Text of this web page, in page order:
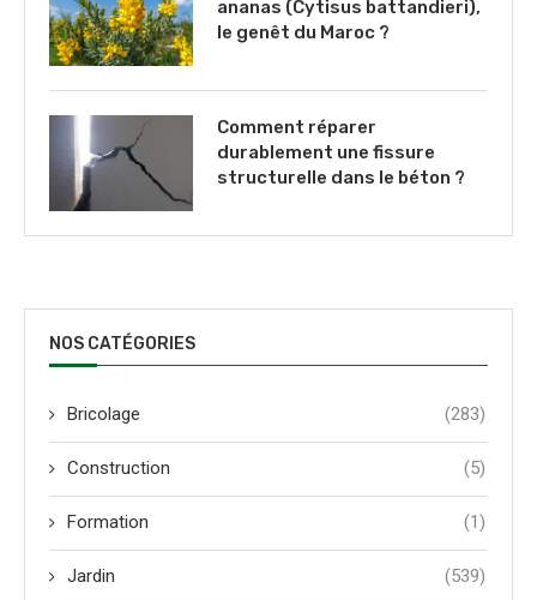
ananas (Cytisus battandieri),
le genêt du Maroc ?
Comment réparer
durablement une fissure
structurelle dans le béton ?
NOS CATÉGORIES
Bricolage (283)
Construction (5)
Formation (1)
Jardin (539)